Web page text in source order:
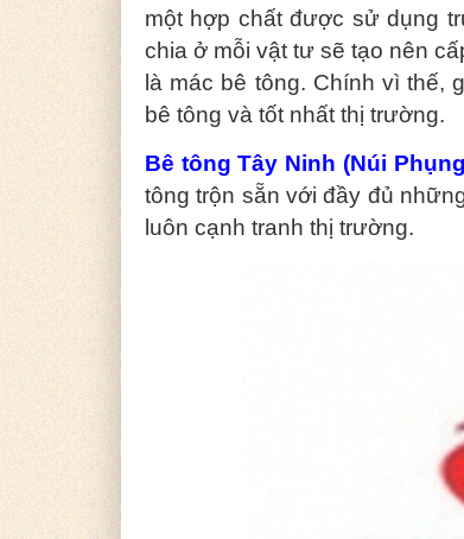
một hợp chất được sử dụng
chia ở mỗi vật tư sẽ tạo nên
là mác bê tông. Chính vì thế,
bê tông và tốt nhất thị trường.
Bê tông Tây Ninh (Núi
tông trộn sẵn với đầy đủ
luôn cạnh tranh thị trường.